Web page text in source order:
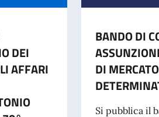
DEI
AFFARI
BANDO DI
DI
Si pubblica il